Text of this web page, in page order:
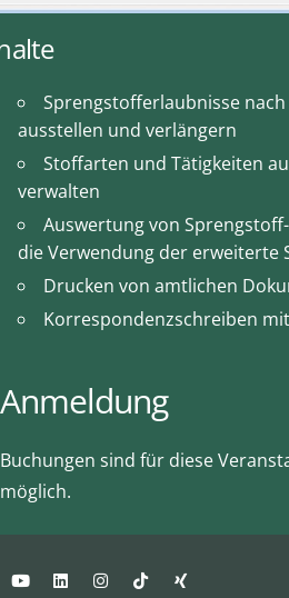
Sprengstofferlaubnisse nach
ausstellen und verlängern
Stoffarten und Tätigkeiten
verwalten
Auswertung von
die Verwendung der erweiterte
Drucken von amtlichen
Korrespondenzschreiben
Anmeldung
Buchungen sind für diese
möglich.